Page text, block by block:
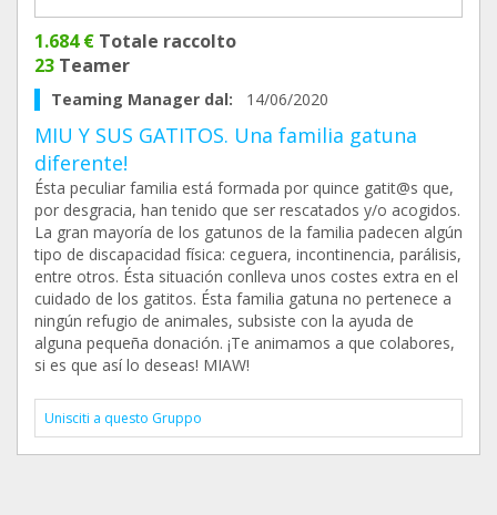
1.684 € Totale raccolto
23 Teamer
Teaming Manager dal: 14/06/2020
MIU Y SUS GATITOS. Una familia gatuna
diferente!
Ésta peculiar familia está formada por quince gatit@s que,
por desgracia, han tenido que ser rescatados y/o acogidos.
La gran mayoría de los gatunos de la familia padecen algún
tipo de discapacidad física: ceguera, incontinencia, parálisis,
entre otros. Ésta situación conlleva unos costes extra en el
cuidado de los gatitos. Ésta familia gatuna no pertenece a
ningún refugio de animales, subsiste con la ayuda de
alguna pequeña donación. ¡Te animamos a que colabores,
si es que así lo deseas! MIAW!
Unisciti a questo Gruppo